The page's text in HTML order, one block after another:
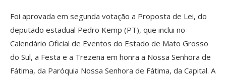
Foi aprovada em segunda votação a Proposta de Lei, do
deputado estadual Pedro Kemp (PT), que inclui no
Calendário Oficial de Eventos do Estado de Mato Grosso
do Sul, a Festa e a Trezena em honra a Nossa Senhora de
Fátima, da Paróquia Nossa Senhora de Fátima, da Capital. A